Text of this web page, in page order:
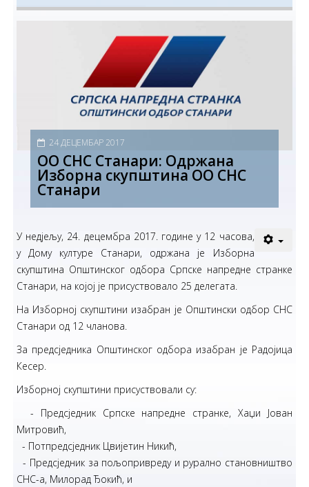
24 ДЕЦЕМБАР 2017
ОО СНС Станари: Одржана
Изборна скупштина ОО СНС
Станари
У недјељу, 24. децембра 2017. године у 12 часова,
у Дому културе Станари, одржана је Изборна
скупштина Општинског одбора Српске напредне странке
Станари, на којој је присуствовало 25 делегата.
На Изборној скупштини изабран је Општински одбор СНС
Станари од 12 чланова.
За предсједника Општинског одбора изабран је Радојица
Кесер.
Изборној скупштини присуствовали су:
- Предсједник Српске напредне странке, Хаџи Јован
Митровић,
- Потпредсједник Цвијетин Никић,
- Предсједник за пољопривреду и рурално становништво
СНС-а, Милорад Ђокић, и